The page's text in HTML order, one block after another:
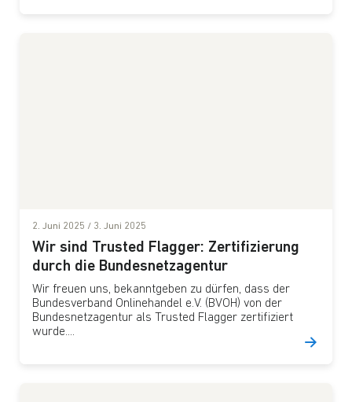
2. Juni 2025 / 3. Juni 2025
Wir sind Trusted Flagger: Zertifizierung
durch die Bundesnetzagentur
Wir freuen uns, bekanntgeben zu dürfen, dass der
Bundesverband Onlinehandel e.V. (BVOH) von der
Bundesnetzagentur als Trusted Flagger zertifiziert
wurde....